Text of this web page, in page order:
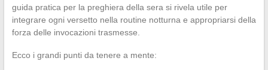
guida pratica per la preghiera della sera si rivela utile per
integrare ogni versetto nella routine notturna e appropriarsi della
forza delle invocazioni trasmesse.
Ecco i grandi punti da tenere a mente: